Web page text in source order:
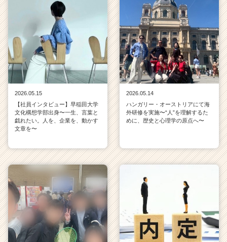
2026.05.15
【社員インタビュー】早稲田大学
文化構想学部出身〜一生、言葉と
戯れたい。人を、企業を、動かす
文章を〜
2026.05.14
ハンガリー・オーストリアにて海
外研修を実施〜“人”を理解するた
めに、歴史と心理学の原点へ〜